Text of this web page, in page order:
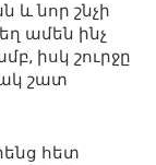
և նոր շնչի
ամեն ինչ
իսկ շուրջը
շատ
հետ